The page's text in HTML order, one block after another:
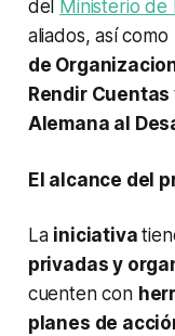
del Ministerio de
aliados, así como
de
Rendir Cuentas
Alemana al
El alcance del
La iniciativa
privadas y
cuenten con
planes de